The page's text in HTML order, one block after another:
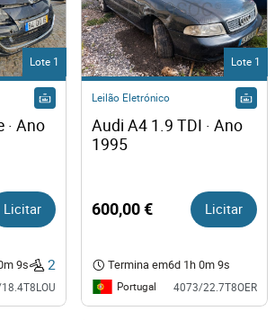
Lote 1
· Ano
Licitar
9s 2
Lote 1
Leilão Eletrónico
Audi A4 1.9 TDI · Ano
600,00 € Licitar
Termina em6d 1h 0m 9s
Portugal 4073/22.7T8OER